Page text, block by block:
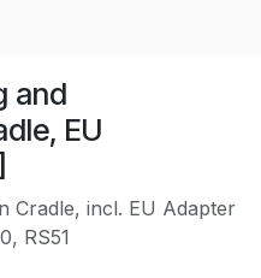
and
EU
Cradle, incl. EU Adapter
RS51